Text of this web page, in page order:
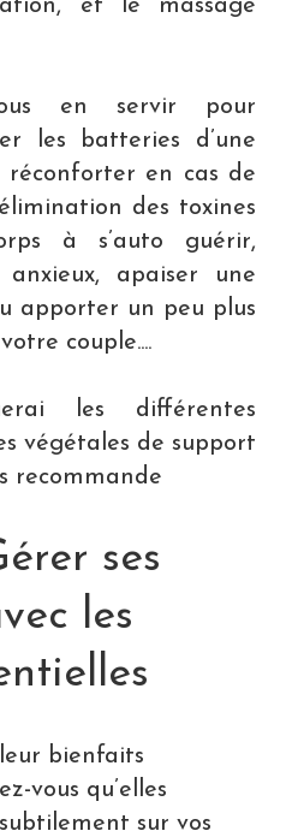
et le massage
en servir pour
les batteries d’une
réconforter en cas de
des toxines
à s’auto guérir,
apaiser une
apporter un peu plus
couple....
les différentes
végétales de support
recommande
ses
les
bienfaits
vous qu’elles
sur vos